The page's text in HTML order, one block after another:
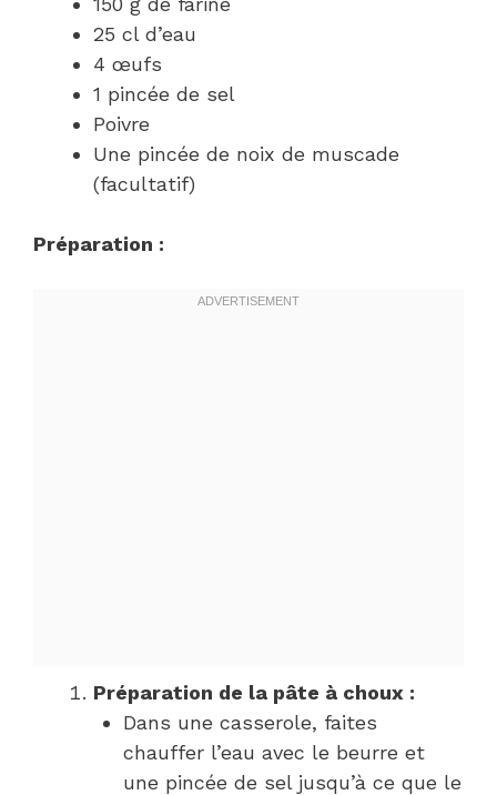
25 cl d’eau
4 œufs
1 pincée de sel
Poivre
Une pincée de noix de muscade
(facultatif)
Préparation :
Préparation de la pâte à choux :
Dans une casserole, faites
chauffer l’eau avec le beurre et
une pincée de sel jusqu’à ce que le